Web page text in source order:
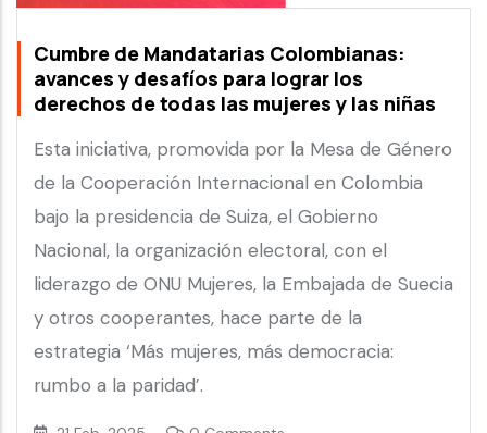
Cumbre de Mandatarias Colombianas:
avances y desafíos para lograr los
derechos de todas las mujeres y las niñas
Esta iniciativa, promovida por la Mesa de Género
de la Cooperación Internacional en Colombia
bajo la presidencia de Suiza, el Gobierno
Nacional, la organización electoral, con el
liderazgo de ONU Mujeres, la Embajada de Suecia
y otros cooperantes, hace parte de la
estrategia ‘Más mujeres, más democracia:
rumbo a la paridad’.